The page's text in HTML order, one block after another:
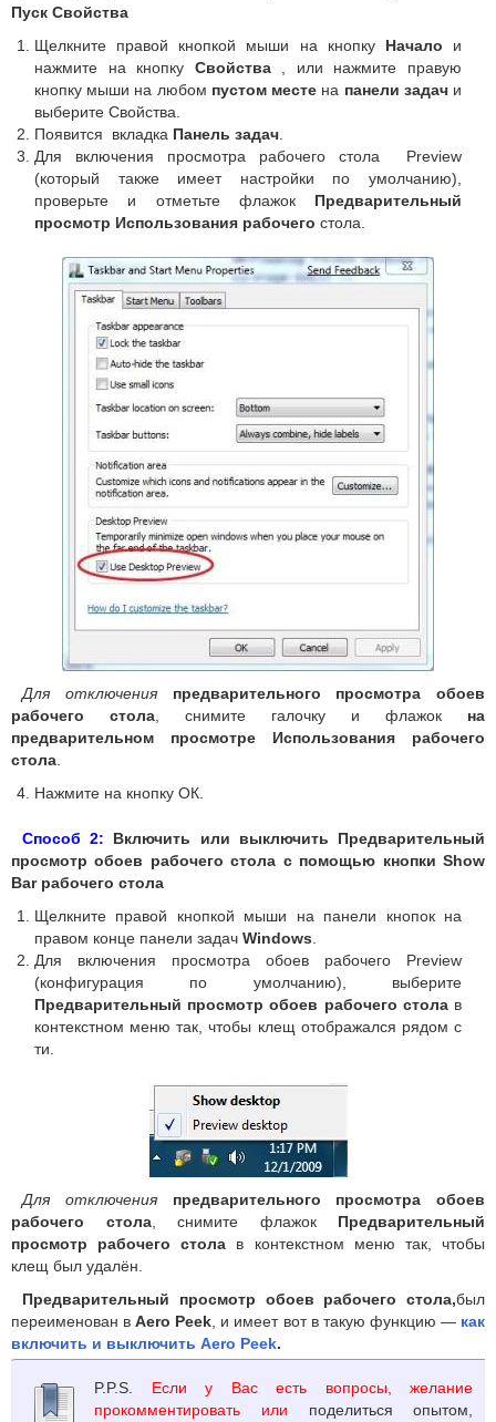
Пуск Свойства
Щелкните правой кнопкой мыши на кнопкуНачало и
нажмите на кнопку Свойства, или нажмите правую
кнопку мыши на любом пустом месте на панели задачи
выберите Свойства.
Появится вкладка Панель задач
Для включения просмотра рабочего стола Preview
(который также имеет настройки по умолчанию),
проверьте и отметьте флажокПредварительный
просмотр Использования рабочего стола.
Для отключения
предварительного просмотра обоев
рабочего стола , снимите галочку и флажок на
предварительном просмотре Использования рабочего
стола
Нажмите на кнопку ОК.
Способ 2: Включить или выключить Предварительный
просмотр обоев рабочего стола с помощью кнопки Show
Bar рабочего стола
Щелкните правой кнопкой мыши на панели кнопок на
правом конце панели задач Windows
Для включения просмотра обоев рабочего Preview
(конфигурация по умолчанию), выберите
Предварительный просмотр обоев рабочего столав
контекстном меню так, чтобы клещ отображался рядом с
ти.
Для отключения
предварительного просмотра обоев
рабочего стола, снимите флажок Предварительный
просмотр рабочего стола в контекстном меню так, чтобы
клещ был удалён.
Предварительный просмотр обоев рабочего стола,был
переименован вAero Peek , и имеет вот в такую функцию — как
включить и выключить Aero Peek.
P.P.S. Если у Вас есть вопросы, желание
прокомментировать или поделиться опытом,